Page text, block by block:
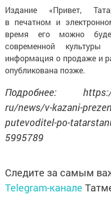
Издание «Привет,
в печатном и
время его можно
современной культуры
информация о продаже и
опубликована позже.
Подробнее:
ru/news/v-kazani-
putevoditel-po-
5995789
Следите за самым
Telegram-канале